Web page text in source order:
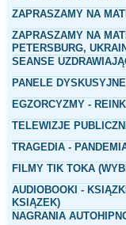
ZAPRASZAMY NA
ZAPRASZAMY NA
PETERSBURG,
SEANSE
PANELE
EGZORCYZMY -
TELEWIZJE
TRAGEDIA -
FILMY TIK TOKA
AUDIOBOOKI -
KSIĄZEK)
NAGRANIA